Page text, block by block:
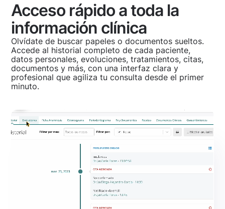
Acceso rápido a toda la
información clínica
Olvídate de buscar papeles o documentos sueltos.
Accede al historial completo de cada paciente,
datos personales, evoluciones, tratamientos, citas,
documentos y más, con una interfaz clara y
profesional que agiliza tu consulta desde el primer
minuto.